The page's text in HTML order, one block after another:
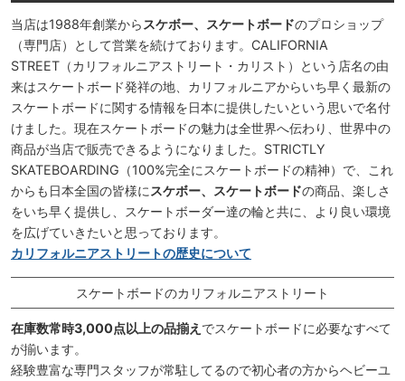
当店は1988年創業から スケボー、スケートボードのプロショップ
（専門店）として営業を続けております。CALIFORNIA
STREET（カリフォルニアストリート・カリスト）という店名の由
来はスケートボード発祥の地、カリフォルニアからいち早く最新の
スケートボードに関する情報を日本に提供したいという思いで名付
けました。現在スケートボードの魅力は全世界へ伝わり、世界中の
商品が当店で販売できるようになりました。STRICTLY
SKATEBOARDING（100%完全にスケートボードの精神）で、これ
からも日本全国の皆様に スケボー、スケートボードの商品、楽しさ
をいち早く提供し、スケートボーダー達の輪と共に、より良い環境
を広げていきたいと思っております。
カリフォルニアストリートの歴史について
スケートボードのカリフォルニアストリート
在庫数常時3,000点以上の品揃え でスケートボードに必要なすべて
が揃います。
経験豊富な専門スタッフが常駐してるので初心者の方からヘビーユ